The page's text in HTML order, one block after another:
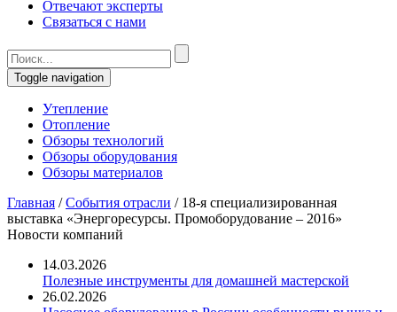
Отвечают эксперты
Связаться с нами
Toggle navigation
Утепление
Отопление
Обзоры технологий
Обзоры оборудования
Обзоры материалов
Главная /События отрасли / 18-я специализированная
выставка «Энергоресурсы. Промоборудование – 2016»
Новости компаний
14.03.2026
Полезные инструменты для домашней мастерской
26.02.2026